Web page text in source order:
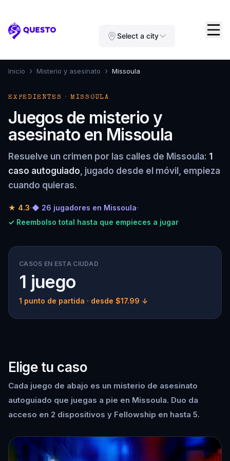
Questo Select a city
Inicio › Misterio y asesinato › Missoula
EXPEDIENTES · MISSOULA
Juegos de misterio y
asesinato en Missoula
Resuelve un crimen por las calles de Missoula: 1
caso autoguiado, jugado desde el móvil, empieza
cuando quieras.
★ 4.3·◆ 26 jugadores en Missoula·
✓ Reembolso total hasta que empieces a jugar
CASOS EN ESTA CIUDAD
1 juego
1 punto de partida · desde $17.99 ↓
Elige tu caso
Cada juego de abajo es un misterio de asesinato
autoguiado que juegas a pie en Missoula. Duo da
acceso en 2 dispositivos y Fellowship en hasta 5.